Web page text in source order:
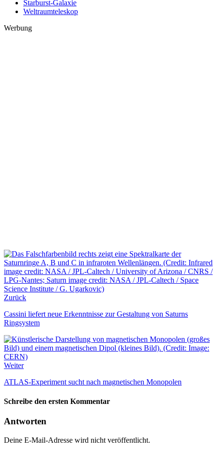
Starburst-Galaxie
Weltraumteleskop
Werbung
Zurück
Cassini liefert neue Erkenntnisse zur Gestaltung von Saturns
Ringsystem
Weiter
ATLAS-Experiment sucht nach magnetischen Monopolen
Schreibe den ersten Kommentar
Antworten
Deine E-Mail-Adresse wird nicht veröffentlicht.